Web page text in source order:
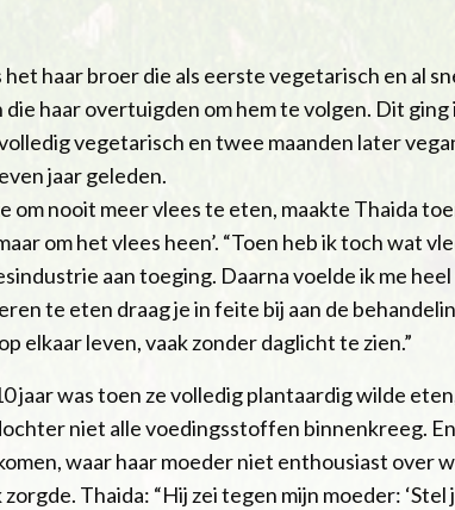
het haar broer die als eerste vegetarisch en al
die haar overtuigden om hem te volgen. Dit
vegetarisch en twee maanden later
jaar geleden.
om nooit meer vlees te eten, maakte Thaida
om het vlees heen’. “Toen heb ik toch wat
aan toeging. Daarna voelde ik me
te eten draag je in feite bij aan de
elkaar leven, vaak zonder daglicht te zien.”
jaar was toen ze volledig plantaardig wilde
niet alle voedingsstoffen binnenkreeg.
waar haar moeder niet enthousiast over
Thaida: “Hij zei tegen mijn moeder: